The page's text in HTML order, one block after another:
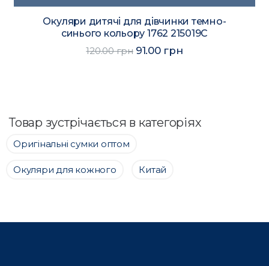
Окуляри дитячі для дівчинки темно-
синього кольору 1762 215019C
120.00 грн 91.00 грн
Товар зустрічається в категоріях
Оригінальні сумки оптом
Окуляри для кожного Китай